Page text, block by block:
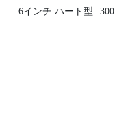
6インチ ハート型